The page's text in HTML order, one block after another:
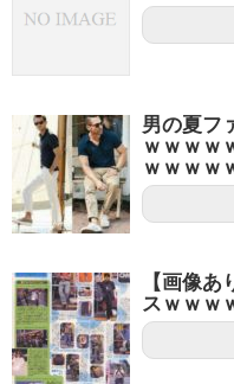
男の夏フ
ｗｗｗｗ
ｗｗｗｗ
【画像
スｗｗｗ